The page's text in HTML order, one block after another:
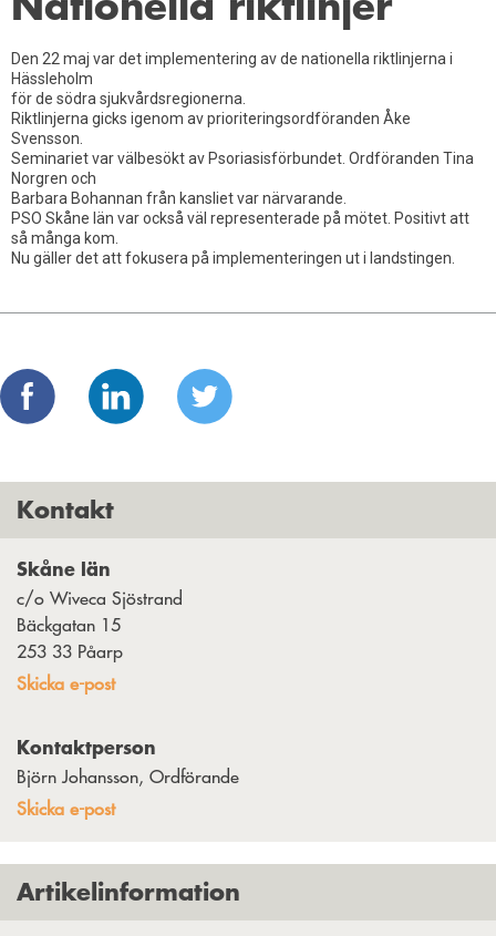
Årsmöte 2023
Årsmöte 2022
Årsmöte 2021
Personaldag
Styrelseträff
Uppstart Almedalen
Det händer i Skåne
Nationella riktlinjer
PSO Skåne Nytt
Ung i Skåne
Den 22 maj var det implementering av de nationella riktlinjerna i
Hässleholm
för de södra sjukvårdsregionerna.
Riktlinjerna gicks igenom av prioriteringsordföranden Åke
Svensson.
Seminariet var välbesökt av Psoriasisförbundet. Ordföranden Tina
Norgren och
Barbara Bohannan från kansliet var närvarande.
PSO Skåne län var också väl representerade på mötet. Positivt att
så många kom.
Nu gäller det att fokusera på implementeringen ut i landstingen.
Kontakt
Skåne län
c/o Wiveca Sjöstrand
Bäckgatan 15
253 33 Påarp
Skicka e-post
Kontaktperson
Björn Johansson, Ordförande
Skicka e-post
Artikelinformation